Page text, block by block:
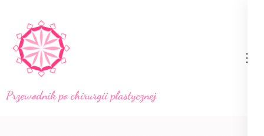
content
(Press
Przewodnik po chirurgii plastycznej